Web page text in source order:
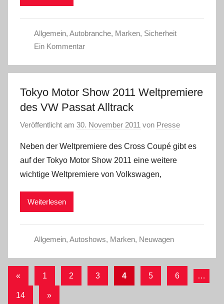
Allgemein, Autobranche, Marken, Sicherheit
Ein Kommentar
Tokyo Motor Show 2011 Weltpremiere
des VW Passat Alltrack
Veröffentlicht am 30. November 2011 von Presse
Neben der Weltpremiere des Cross Coupé gibt es
auf der Tokyo Motor Show 2011 eine weitere
wichtige Weltpremiere von Volkswagen,
Weiterlesen
Allgemein, Autoshows, Marken, Neuwagen
Seitennummerierung
der
« Vorherige
1 2 3 4 5 6 …
14
Nächste
»